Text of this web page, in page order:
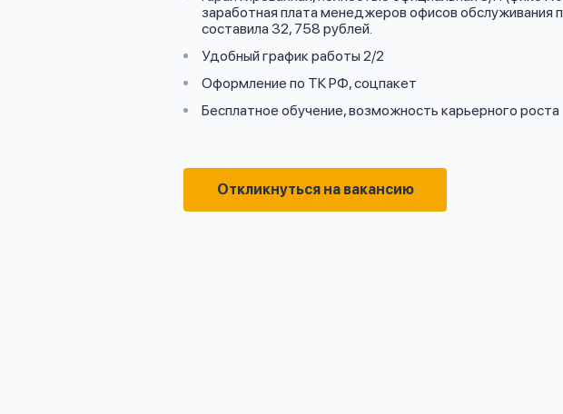
заработная плата менеджеров офисов обслуживания
составила 32, 758 рублей.
Удобный график работы 2/2
Оформление по ТК РФ, соцпакет
Бесплатное обучение, возможность карьерного роста
Откликнуться на вакансию